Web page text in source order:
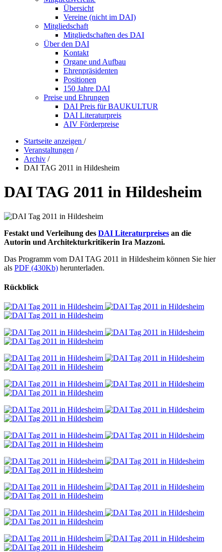
Übersicht
Vereine (nicht im DAI)
Mitgliedschaft
Mitgliedschaften des DAI
Über den DAI
Kontakt
Organe und Aufbau
Ehrenpräsidenten
Positionen
150 Jahre DAI
Preise und Ehrungen
DAI Preis für BAUKULTUR
DAI Literaturpreis
AIV Förderpreise
Startseite anzeigen /
Veranstaltungen /
Archiv /
DAI TAG 2011 in Hildesheim
DAI TAG 2011 in Hildesheim
Festakt und Verleihung des DAI Literaturpreises an die
Autorin und Architekturkritikerin Ira Mazzoni.
Das Programm vom DAI TAG 2011 in Hildesheim können Sie hier
als PDF (430Kb) herunterladen.
Rückblick